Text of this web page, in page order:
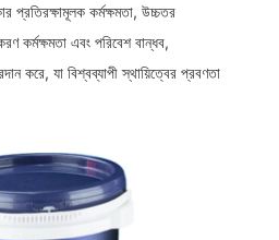
প্রতিরক্ষামূলক কর্মক্ষমতা, উচ্চতর
কর্মক্ষমতা এবং পরিবেশ বান্ধব,
করে, যা বিশ্বব্যাপী স্থায়িত্বের প্রবণতা